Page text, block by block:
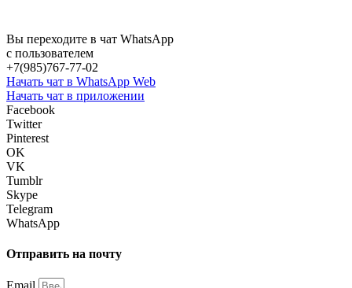
Вы переходите в чат WhatsApp
с пользователем
+7(985)767-77-02
Начать чат в WhatsApp Web
Начать чат в приложении
Facebook
Twitter
Pinterest
OK
VK
Tumblr
Skype
Telegram
WhatsApp
Отправить на почту